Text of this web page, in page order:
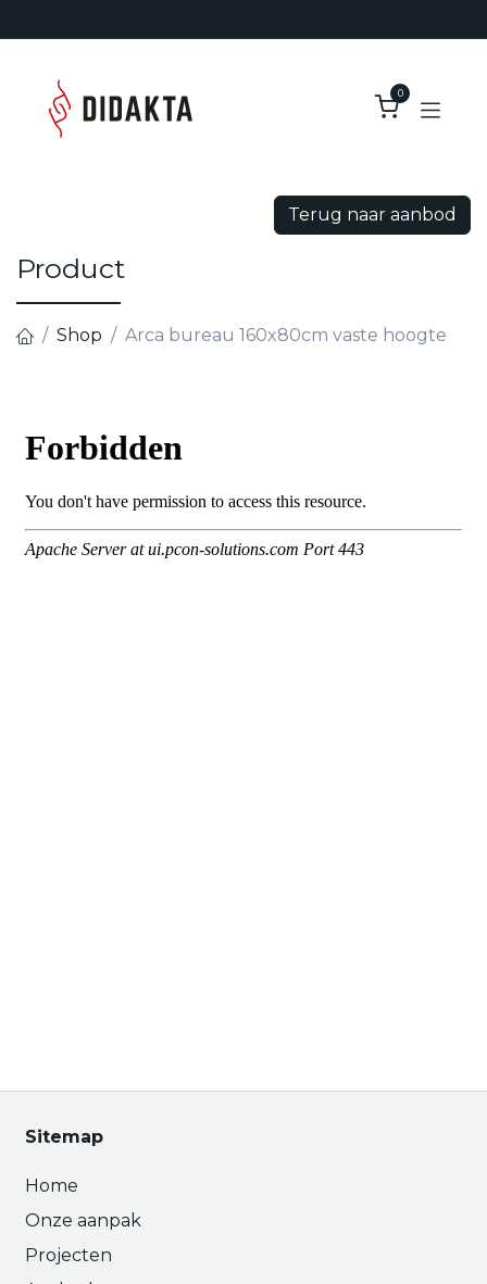
0
Terug naar aanbod
Product
Shop Arca bureau 160x80cm vaste hoogte
Sitemap
Home
Onze aanpak
Projecten